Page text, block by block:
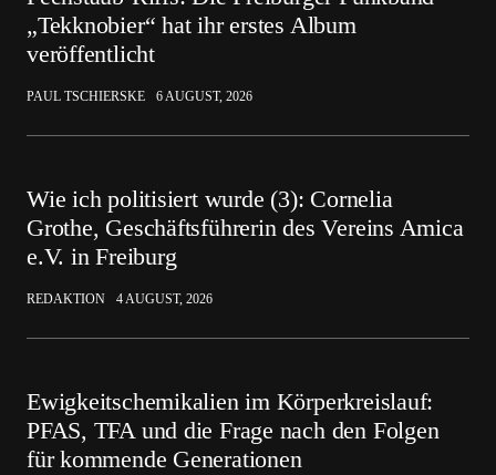
„Tekknobier“ hat ihr erstes Album
veröffentlicht
PAUL TSCHIERSKE 6 AUGUST, 2026
Wie ich politisiert wurde (3): Cornelia
Grothe, Geschäftsführerin des Vereins Amica
e.V. in Freiburg
REDAKTION 4 AUGUST, 2026
Ewigkeitschemikalien im Körperkreislauf:
PFAS, TFA und die Frage nach den Folgen
für kommende Generationen